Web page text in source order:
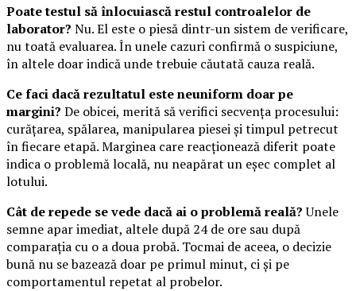
Poate testul să înlocuiască restul controalelor de
laborator? Nu. El este o piesă dintr-un sistem de verificare,
nu toată evaluarea. În unele cazuri confirmă o suspiciune,
în altele doar indică unde trebuie căutată cauza reală.
Ce faci dacă rezultatul este neuniform doar pe
margini? De obicei, merită să verifici secvența procesului:
curățarea, spălarea, manipularea piesei și timpul petrecut
în fiecare etapă. Marginea care reacționează diferit poate
indica o problemă locală, nu neapărat un eșec complet al
lotului.
Cât de repede se vede dacă ai o problemă reală?Unele
semne apar imediat, altele după 24 de ore sau după
comparația cu o a doua probă. Tocmai de aceea, o decizie
bună nu se bazează doar pe primul minut, ci și pe
comportamentul repetat al probelor.